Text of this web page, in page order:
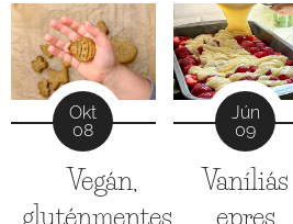
Okt
08
🍪 Vegán,
gluténmentes
Jún
09
Vaníliás
epres